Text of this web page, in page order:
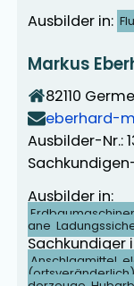
Ausbilder in:
Markus
82110
eberhard-
Ausbilder-Nr.:
Ausbilder in:
ane
Sachkundiger
Anschlagmittel
(ortsveränderlich)